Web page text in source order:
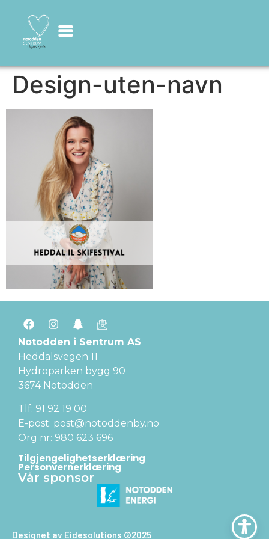
Design-uten-navn
Notodden i Sentrum AS
Heddalsvegen 11
Hydroparken bygg 90
3674 Notodden
Tlf: 91 92 19 00
E-post: post@notoddenby.no
Org nr: 980 623 696
Tilgjengelighetserklæring
Personvernerklæring
Vår sponsor
Designet av Eidesolutions ©2025